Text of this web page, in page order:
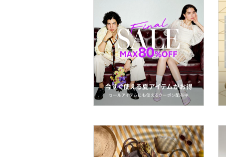
スーツ・フォーマル
水着・スイムグッズ
着物・浴衣・和装小物
スキンケア
ベースメイク
メイクアップ
ネイル